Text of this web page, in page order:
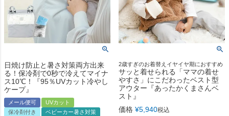
日焼け防止と暑さ対策両方出来
る！保冷剤で0秒で冷えてマイナ
ス10℃！『95％UVカット冷やし
ケープ』
メール便可
UVカット
保冷剤付き
ベビーカー暑さ対策
2歳すぎのお着替えイヤイヤ期におすすめ
サッと着せられる「ママの着せ
やすさ」にこだわったベスト型
アウター『あったかくまさんベ
スト』
価格 ¥5,940税込